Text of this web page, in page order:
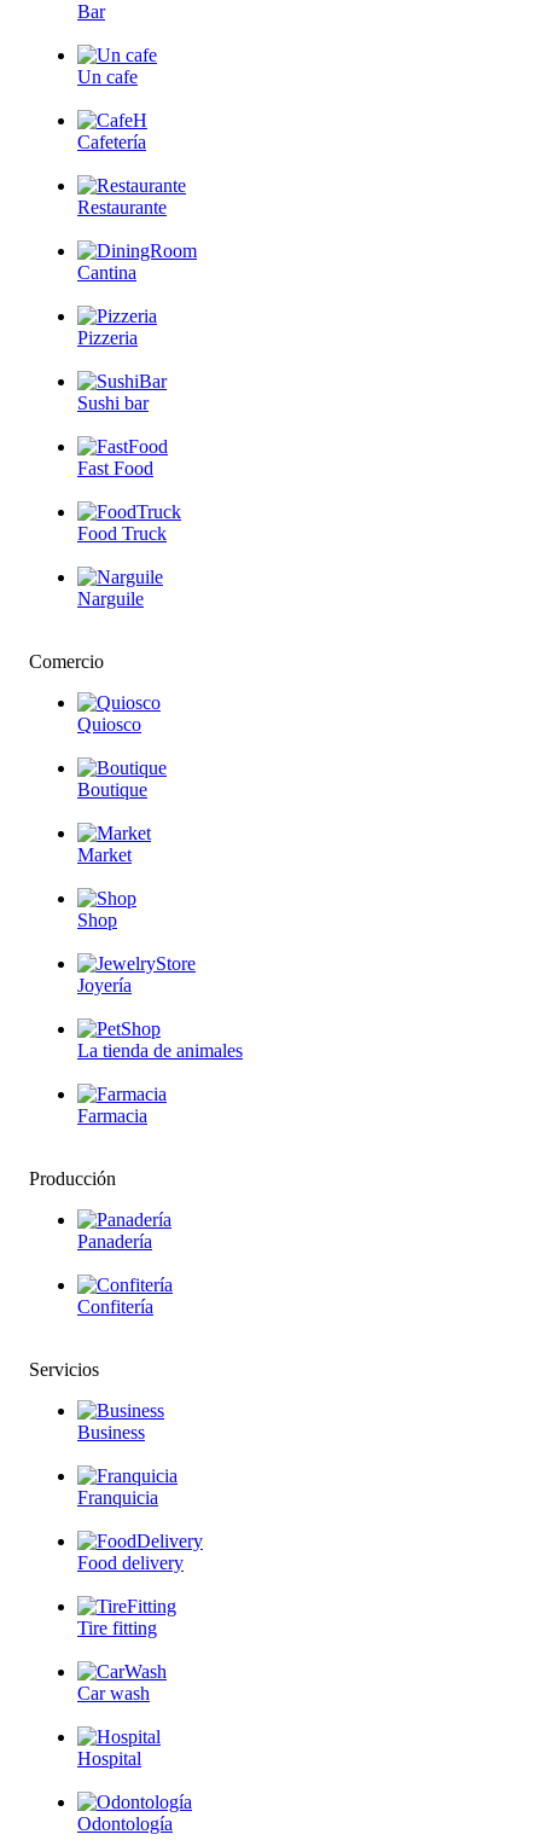
Bar
Un cafe
Cafetería
Restaurante
Cantina
Pizzeria
Sushi bar
Fast Food
Food Truck
Narguile
Comercio
Quiosco
Boutique
Market
Shop
Joyería
La tienda de animales
Farmacia
Producción
Panadería
Confitería
Servicios
Business
Franquicia
Food delivery
Tire fitting
Car wash
Hospital
Odontología